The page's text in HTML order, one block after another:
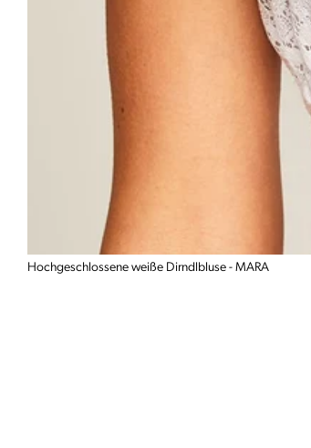
Hochgeschlossene weiße Dirndlbluse - MARA